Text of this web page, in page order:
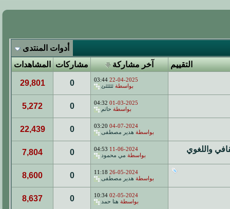
أدوات المنتدى
التقييم
آخر مشاركة مشاركات المشاهدات
22-04-2025
03:44
بواسطة ئئئئئئ 0
29,801
01-03-2025
04:32
بواسطة حاتم 0
5,272
04-07-2024
03:20
بواسطة هدير مصطفى 0
22,439
واللغوي 11-06-2024
04:53
بواسطة مي محمود 0
7,804
26-05-2024
11:18
بواسطة هدير مصطفى 0
8,600
02-05-2024
10:34
بواسطة هنا حمد 0
8,637